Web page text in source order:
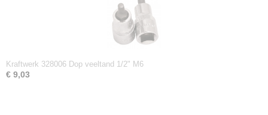
Kraftwerk 328006 Dop veeltand 1/2" M6
€ 9,03